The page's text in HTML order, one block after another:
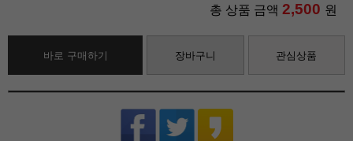
총 상품 금액 2,500 원
바로 구매하기 장바구니 관심상품